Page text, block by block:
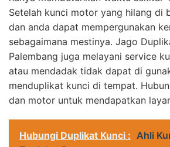
Setelah kunci motor yang hilang di
dan anda dapat mempergunakan
sebagaimana mestinya. Jago
Palembang juga melayani service
atau mendadak tidak dapat di
menduplikat kunci di tempat.
dan motor untuk mendapatkan
Hubungi Duplikat Kunci : Ahli